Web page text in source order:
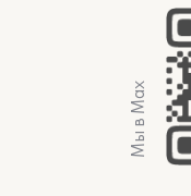
Мы в Max